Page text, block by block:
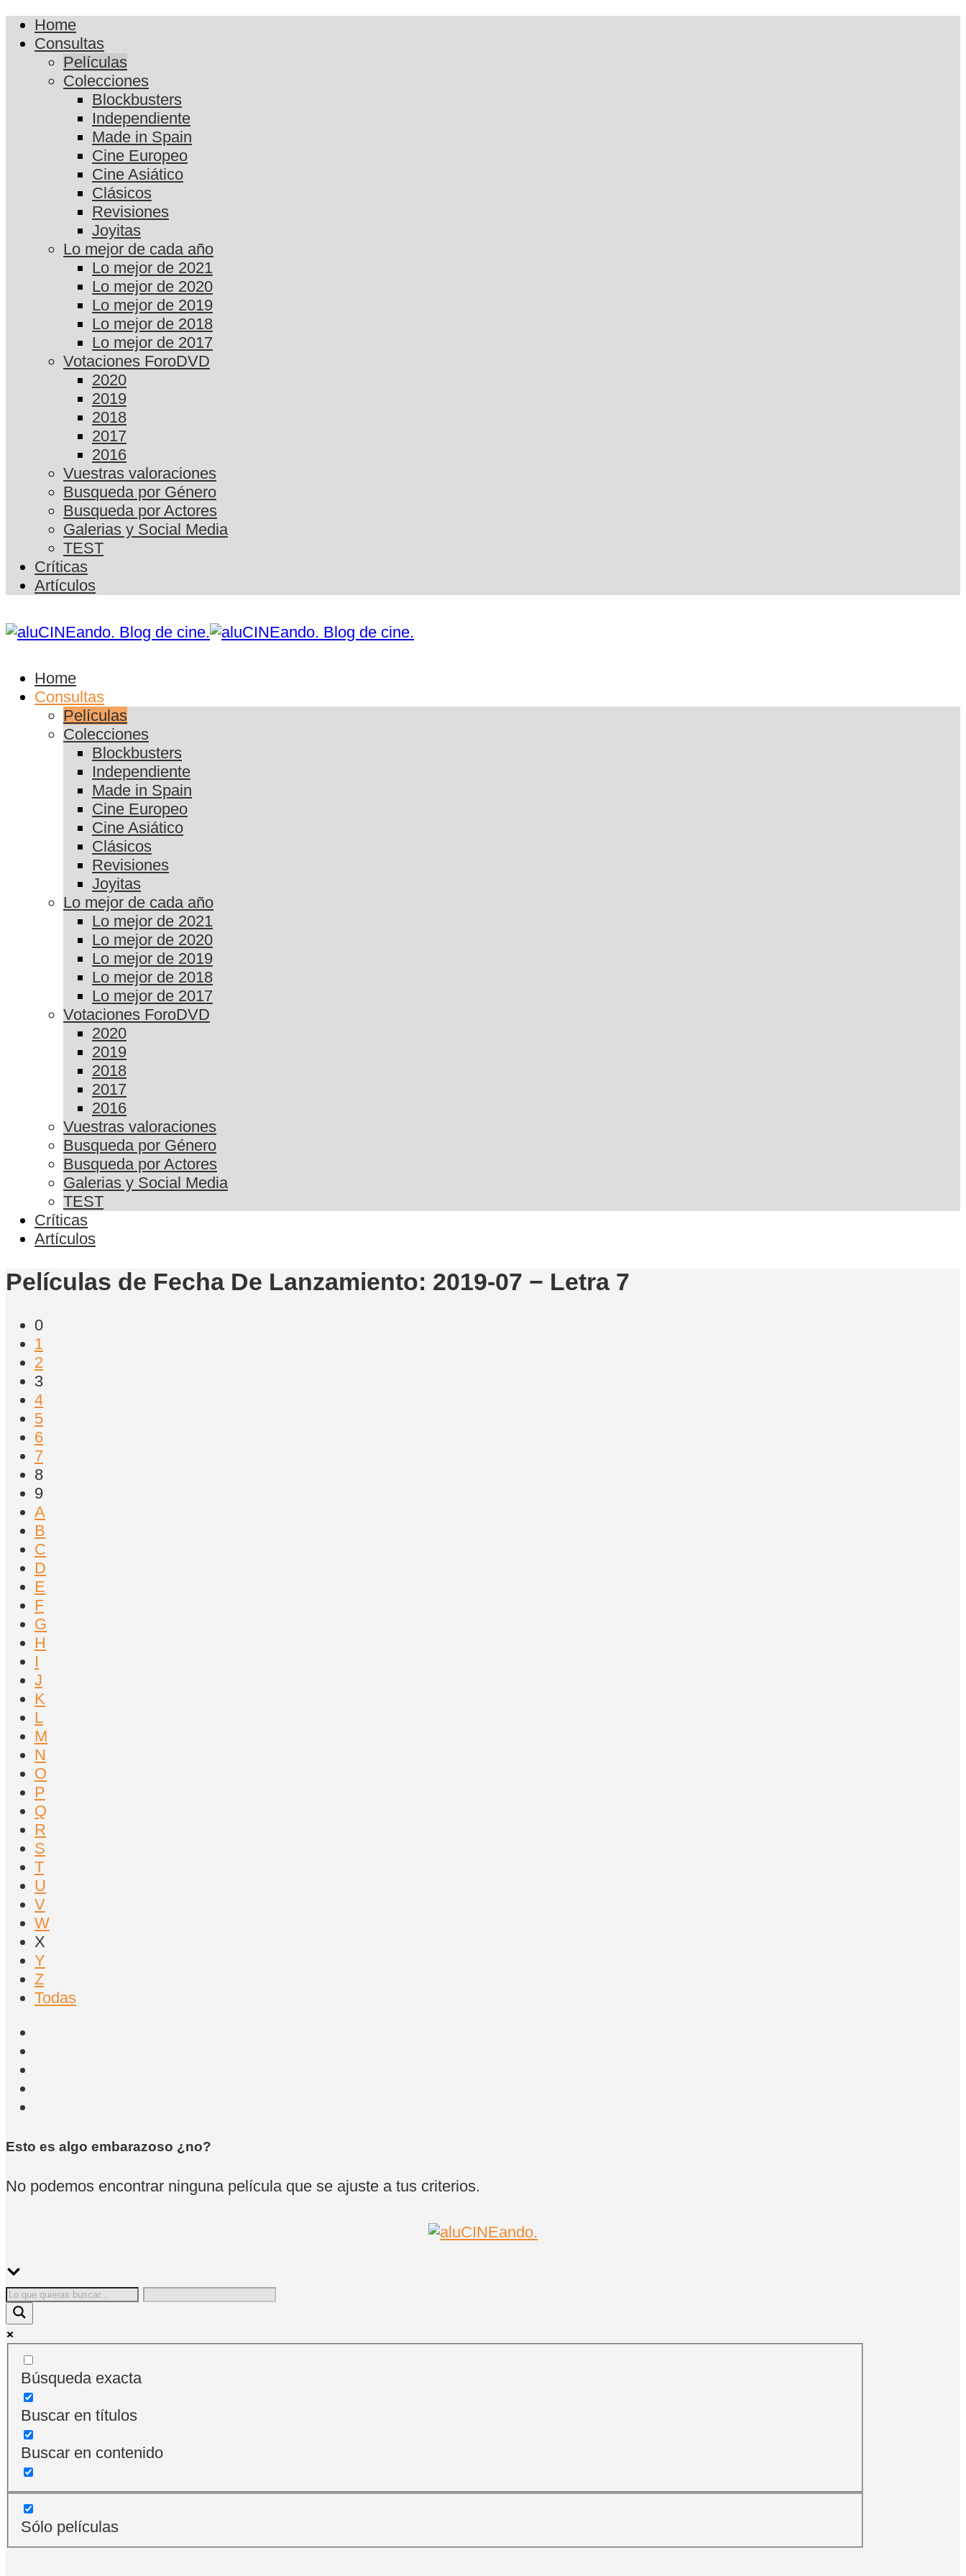
Home
Consultas
Películas
Colecciones
Blockbusters
Independiente
Made in Spain
Cine Europeo
Cine Asiático
Clásicos
Revisiones
Joyitas
Lo mejor de cada año
Lo mejor de 2021
Lo mejor de 2020
Lo mejor de 2019
Lo mejor de 2018
Lo mejor de 2017
Votaciones ForoDVD
2020
2019
2018
2017
2016
Vuestras valoraciones
Busqueda por Género
Busqueda por Actores
Galerias y Social Media
TEST
Críticas
Artículos
Home
Consultas
Películas
Colecciones
Blockbusters
Independiente
Made in Spain
Cine Europeo
Cine Asiático
Clásicos
Revisiones
Joyitas
Lo mejor de cada año
Lo mejor de 2021
Lo mejor de 2020
Lo mejor de 2019
Lo mejor de 2018
Lo mejor de 2017
Votaciones ForoDVD
2020
2019
2018
2017
2016
Vuestras valoraciones
Busqueda por Género
Busqueda por Actores
Galerias y Social Media
TEST
Críticas
Artículos
Películas de Fecha De Lanzamiento: 2019-07 − Letra 7
0
1
2
3
4
5
6
7
8
9
A
B
C
D
E
F
G
H
I
J
K
L
M
N
O
P
Q
R
S
T
U
V
W
X
Y
Z
Todas
Esto es algo embarazoso ¿no?
No podemos encontrar ninguna película que se ajuste a tus criterios.
Búsqueda exacta
Buscar en títulos
Buscar en contenido
Sólo películas